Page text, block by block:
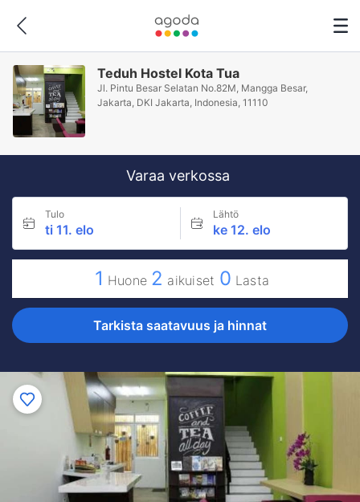
Teduh Hostel Kota Tua
Jl. Pintu Besar Selatan No.82M, Mangga Besar,
Jakarta, DKI Jakarta, Indonesia, 11110
Varaa verkossa
Tulo
ti 11. elo
Lähtö
ke 12. elo
1 Huone 2 aikuiset 0 Lasta
Tarkista saatavuus ja hinnat